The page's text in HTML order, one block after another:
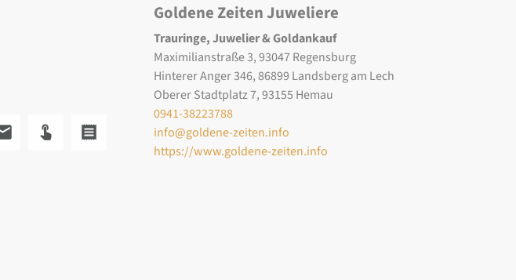
Goldene Zeiten Juweliere
Trauringe, Juwelier & Goldankauf
Maximilianstraße 3, 93047 Regensburg
Hinterer Anger 346, 86899 Landsberg am Lech
Oberer Stadtplatz 7, 93155 Hemau
0941-38223788
info@goldene-zeiten.info
https://www.goldene-zeiten.info